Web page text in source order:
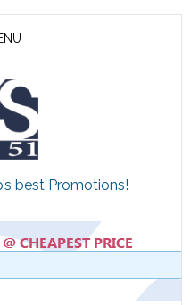
best Promotions!